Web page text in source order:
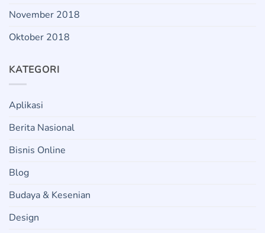
November 2018
Oktober 2018
KATEGORI
Aplikasi
Berita Nasional
Bisnis Online
Blog
Budaya & Kesenian
Design